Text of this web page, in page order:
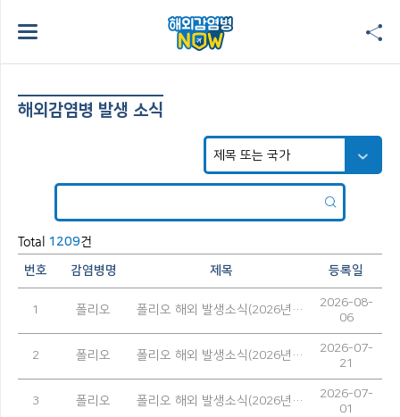
해외감염병 발생 소식
Total 1209건
번호 감염병명 제목 등록일
1 폴리오 폴리오 해외 발생소식(2026년 7월)
2026-08-
06
2 폴리오 폴리오 해외 발생소식(2026년 6월)
2026-07-
21
3 폴리오 폴리오 해외 발생소식(2026년 5월)
2026-07-
01